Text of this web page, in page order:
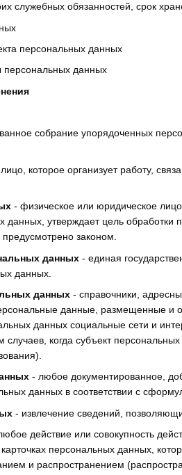
служебных обязанностей, срок
персональных данных
персональных данных
собрание упорядоченных
которое организует работу,
- физическое или юридическое
данных, утверждает цель
законом.
данных - единая
данных.
данных - справочники,
данные, размещенные и
данных социальные сети и
когда субъект
- любое документированное,
данных в соответствии с
- извлечение сведений,
действие или совокупность
персональных данных,
и распространением